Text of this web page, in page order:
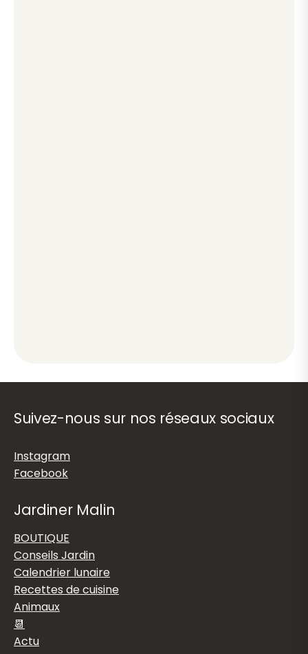
Suivez-nous sur nos réseaux sociaux
Instagram
Facebook
Jardiner Malin
BOUTIQUE
Conseils Jardin
Calendrier lunaire
Recettes de cuisine
Animaux
📆
Actu